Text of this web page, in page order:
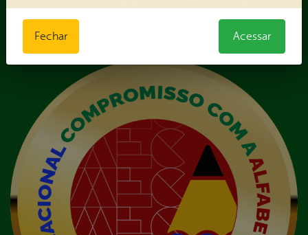
de pagamento
VI - Relação de veículos
próprios, contendo
Fechar Acessar